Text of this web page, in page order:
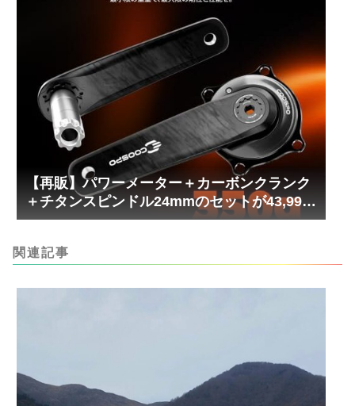
【再販】パワーメーター＋カーボンクランク
＋チタンスピンドル24mmのセットが43,999
円！
関連記事